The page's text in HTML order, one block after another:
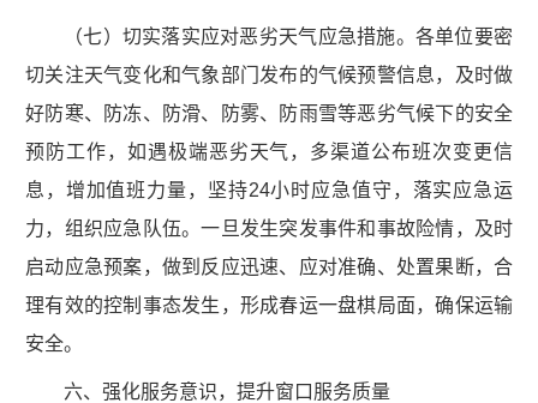
（七）切实落实应对恶劣天气应急措施。各单位要密
切关注天气变化和气象部门发布的气候预警信息，及时做
好防寒、防冻、防滑、防雾、防雨雪等恶劣气候下的安全
预防工作，如遇极端恶劣天气，多渠道公布班次变更信
息，增加值班力量，坚持24小时应急值守，落实应急运
力，组织应急队伍。一旦发生突发事件和事故险情，及时
启动应急预案，做到反应迅速、应对准确、处置果断，合
理有效的控制事态发生，形成春运一盘棋局面，确保运输
安全。
六、强化服务意识，提升窗口服务质量